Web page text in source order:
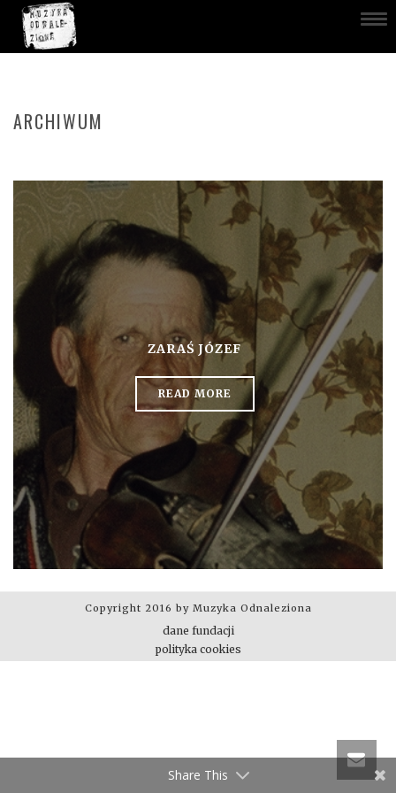
ARCHIWUM
ZARAŚ JÓZEF
READ MORE
Copyright 2016 by Muzyka Odnaleziona
dane fundacji
polityka cookies
Share This